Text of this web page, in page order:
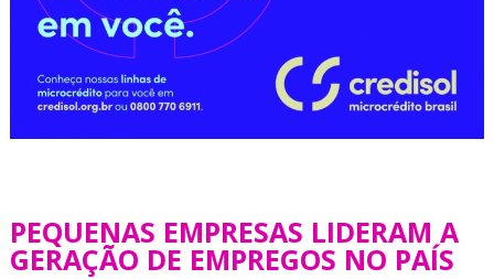
PEQUENAS EMPRESAS LIDERAM A
GERAÇÃO DE EMPREGOS NO PAÍS